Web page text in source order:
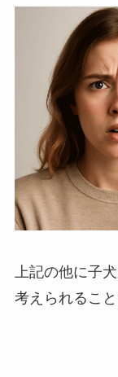
上記の他に子
考えられるこ